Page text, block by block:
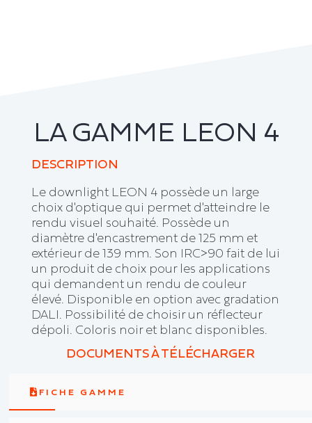
LA GAMME LEON 4
DESCRIPTION
Le downlight LEON 4 possède un large
choix d'optique qui permet d'atteindre le
rendu visuel souhaité. Possède un
diamètre d'encastrement de 125 mm et
extérieur de 139 mm. Son IRC>90 fait de lui
un produit de choix pour les applications
qui demandent un rendu de couleur
élevé. Disponible en option avec gradation
DALI. Possibilité de choisir un réflecteur
dépoli. Coloris noir et blanc disponibles.
DOCUMENTS À TÉLÉCHARGER
FICHE GAMME